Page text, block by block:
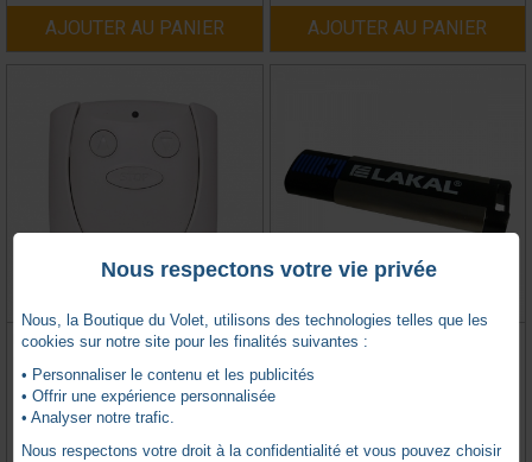
AJOUTER AU PANIER AJOUTER AU PANIER
EMETTEUR DEPRAT COM´ON 1
TELECOMMANDE 868 Mhz 4
Nous respectons votre vie privée
Nous, la Boutique du Volet, utilisons des technologies telles que les
cookies sur notre site pour les finalités suivantes :
• Personnaliser le contenu et les publicités
• Offrir une expérience personnalisée
• Analyser notre trafic.
Nous respectons votre droit à la confidentialité et vous pouvez choisir